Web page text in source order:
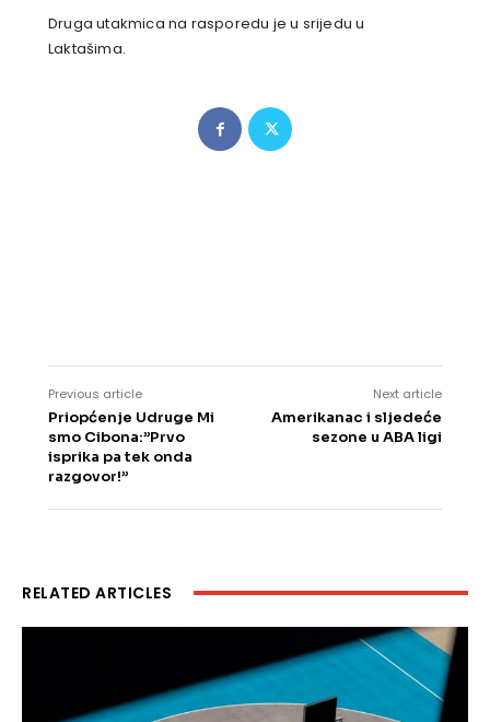
Druga utakmica na rasporedu je u srijedu u
Laktašima.
Previous article
Priopćenje Udruge Mi
smo Cibona:”Prvo
isprika pa tek onda
razgovor!”
Next article
Amerikanac i sljedeće
sezone u ABA ligi
RELATED ARTICLES